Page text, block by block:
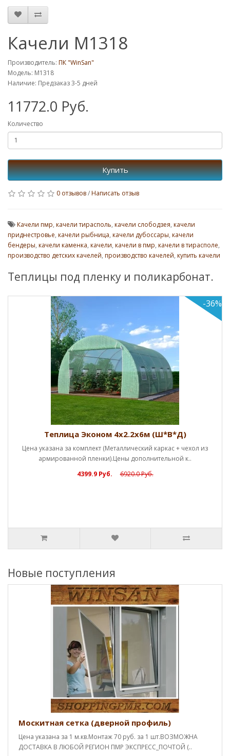
Качели M1318
Производитель: ПК "WinSan"
Модель: M1318
Наличие: Предзаказ 3-5 дней
11772.0 Руб.
Количество
Купить
0 отзывов/Написать отзыв
Качели пмр, качели тирасполь, качели слободзея, качели
приднестровье, качели рыбница, качели дубоссары, качели
бендеры, качели каменка, качели, качели в пмр, качели в тирасполе,
производство детских качелей, производство качелей, купить качели
Теплицы под пленку и поликарбонат.
Теплица Эконом 4х2.2х6м (Ш*В*Д)
Цена указана за комплект (Металлический каркас + чехол из
армированной пленки).Цены дополнительной к..
4399.9 Руб.
6920.0 Руб.
-36%
Новые поступления
Москитная сетка (дверной профиль)
Цена указана за 1 м.кв.Монтаж 70 руб. за 1 шт.ВОЗМОЖНА
ДОСТАВКА В ЛЮБОЙ РЕГИОН ПМР ЭКСПРЕСС_ПОЧТОЙ (..